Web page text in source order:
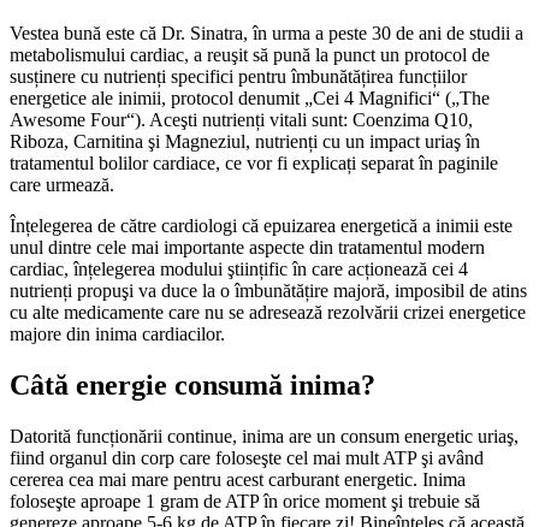
Vestea bună este că Dr. Sinatra, în urma a peste 30 de ani de studii a
metabolismului cardiac, a reuşit să pună la punct un protocol de
susținere cu nutrienți specifici pentru îmbunătățirea funcțiilor
energetice ale inimii, protocol denumit „Cei 4 Magnifici“ („The
Awesome Four“). Aceşti nutrienți vitali sunt: Coenzima Q10,
Riboza, Carnitina şi Magneziul, nutrienți cu un impact uriaş în
tratamentul bolilor cardiace, ce vor fi explicați separat în paginile
care urmează.
Înțelegerea de către cardiologi că epuizarea energetică a inimii este
unul dintre cele mai importante aspecte din tratamentul modern
cardiac, înțelegerea modului ştiințific în care acționează cei 4
nutrienți propuşi va duce la o îmbunătățire majoră, imposibil de atins
cu alte medicamente care nu se adresează rezolvării crizei energetice
majore din inima cardiacilor.
Câtă energie consumă inima?
Datorită funcționării continue, inima are un consum energetic uriaş,
fiind organul din corp care foloseşte cel mai mult ATP şi având
cererea cea mai mare pentru acest carburant energetic. Inima
foloseşte aproape 1 gram de ATP în orice moment şi trebuie să
genereze aproape 5-6 kg de ATP în fiecare zi! Bineînțeles că această